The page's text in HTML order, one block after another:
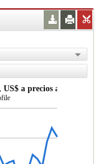
a precios actuales)